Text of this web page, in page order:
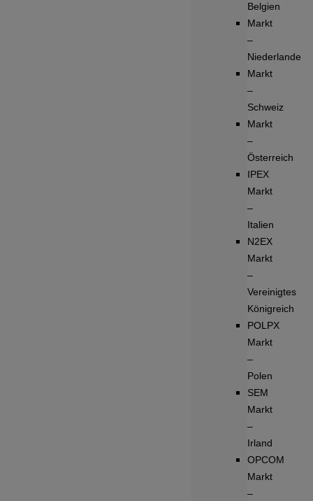
Belgien
Markt
–
Niederlande
Markt
–
Schweiz
Markt
–
Österreich
IPEX
Markt
–
Italien
N2EX
Markt
–
Vereinigtes
Königreich
POLPX
Markt
–
Polen
SEM
Markt
–
Irland
OPCOM
Markt
–